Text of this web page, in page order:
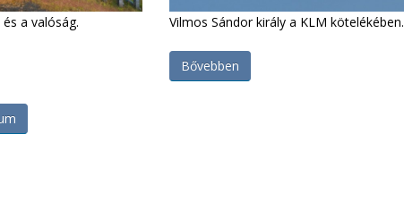
a valóság. Vilmos Sándor király a KLM kötelékében.
Bővebben